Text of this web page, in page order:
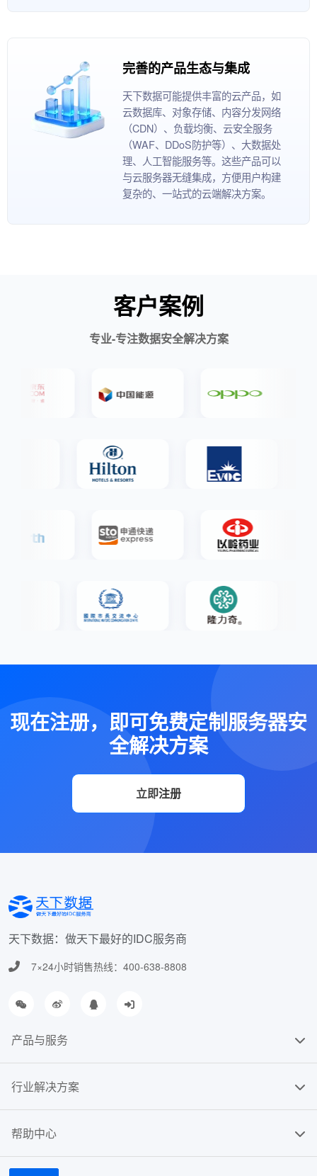
完善的产品生态与集成
天下数据可能提供丰富的云产品，如
云数据库、对象存储、内容分发网络
（CDN）、负载均衡、云安全服务
（WAF、DDoS防护等）、大数据处
理、人工智能服务等。这些产品可以
与云服务器无缝集成，方便用户构建
复杂的、一站式的云端解决方案。
客户案例
专业-专注数据安全解决方案
现在注册，即可免费定制服务器安
全解决方案
立即注册
天下数据：做天下最好的IDC服务商
7×24小时销售热线：400-638-8808
产品与服务
行业解决方案
帮助中心